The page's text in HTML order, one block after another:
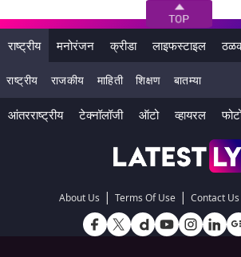
राष्ट्रीय मनोरंजन क्रीडा लाइफस्टाइल
राष्ट्रीय राजकीय माहिती शिक्षण बातम्या
आंतरराष्ट्रीय टेक्नॉलॉजी ऑटो व्हायरल
About Us | Terms Of Use | Contact Us